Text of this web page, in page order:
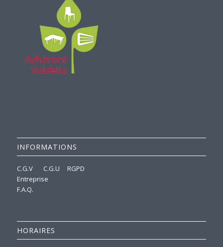
INFORMATIONS
C.G.V C.G.U
RGPD
Entreprise
F.A.Q.
HORAIRES